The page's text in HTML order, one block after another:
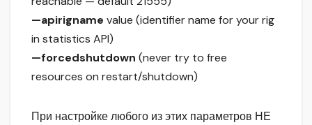
—apirigname value (identifier name for your rig
in statistics API)
—forcedshutdown (never try to free
resources on restart/shutdown)
При настройке любого из этих параметров НЕ